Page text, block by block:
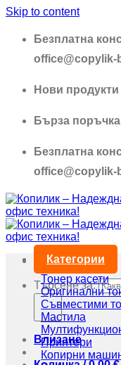
Skip to content
Безплатна
office@copylik-
Нови
Бърза
Безплатна
office@copylik-
Търсене за:
Влизане
Категории
Тонер касети
Оригинални
Съвместими
Мастила
Принтери
Копирни